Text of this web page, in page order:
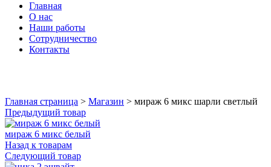
Главная
О нас
Наши работы
Сотрудничество
Контакты
Главная страница > Магазин > мираж 6 микс шарли светлый
Предыдущий товар
мираж 6 микс белый
Назад к товарам
Следующий товар